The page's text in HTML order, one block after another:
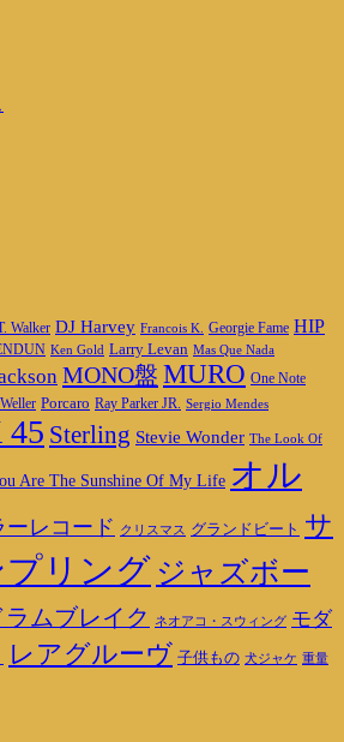
Walker DJ Harvey Francois K. Georgie Fame HIP
Ken Gold Larry Levan Mas Que Nada
MONO盤 MURO One Note
Porcaro Ray Parker JR. Sergio Mendes
45 Sterling Stevie Wonder The Look Of
Are The Sunshine Of My Life オル
ーレコード クリスマス グランドビート サ
リング ジャズボー
ラムブレイク ネオアコ・スウィング モダ
レアグルーヴ 子供もの 犬ジャケ 重量